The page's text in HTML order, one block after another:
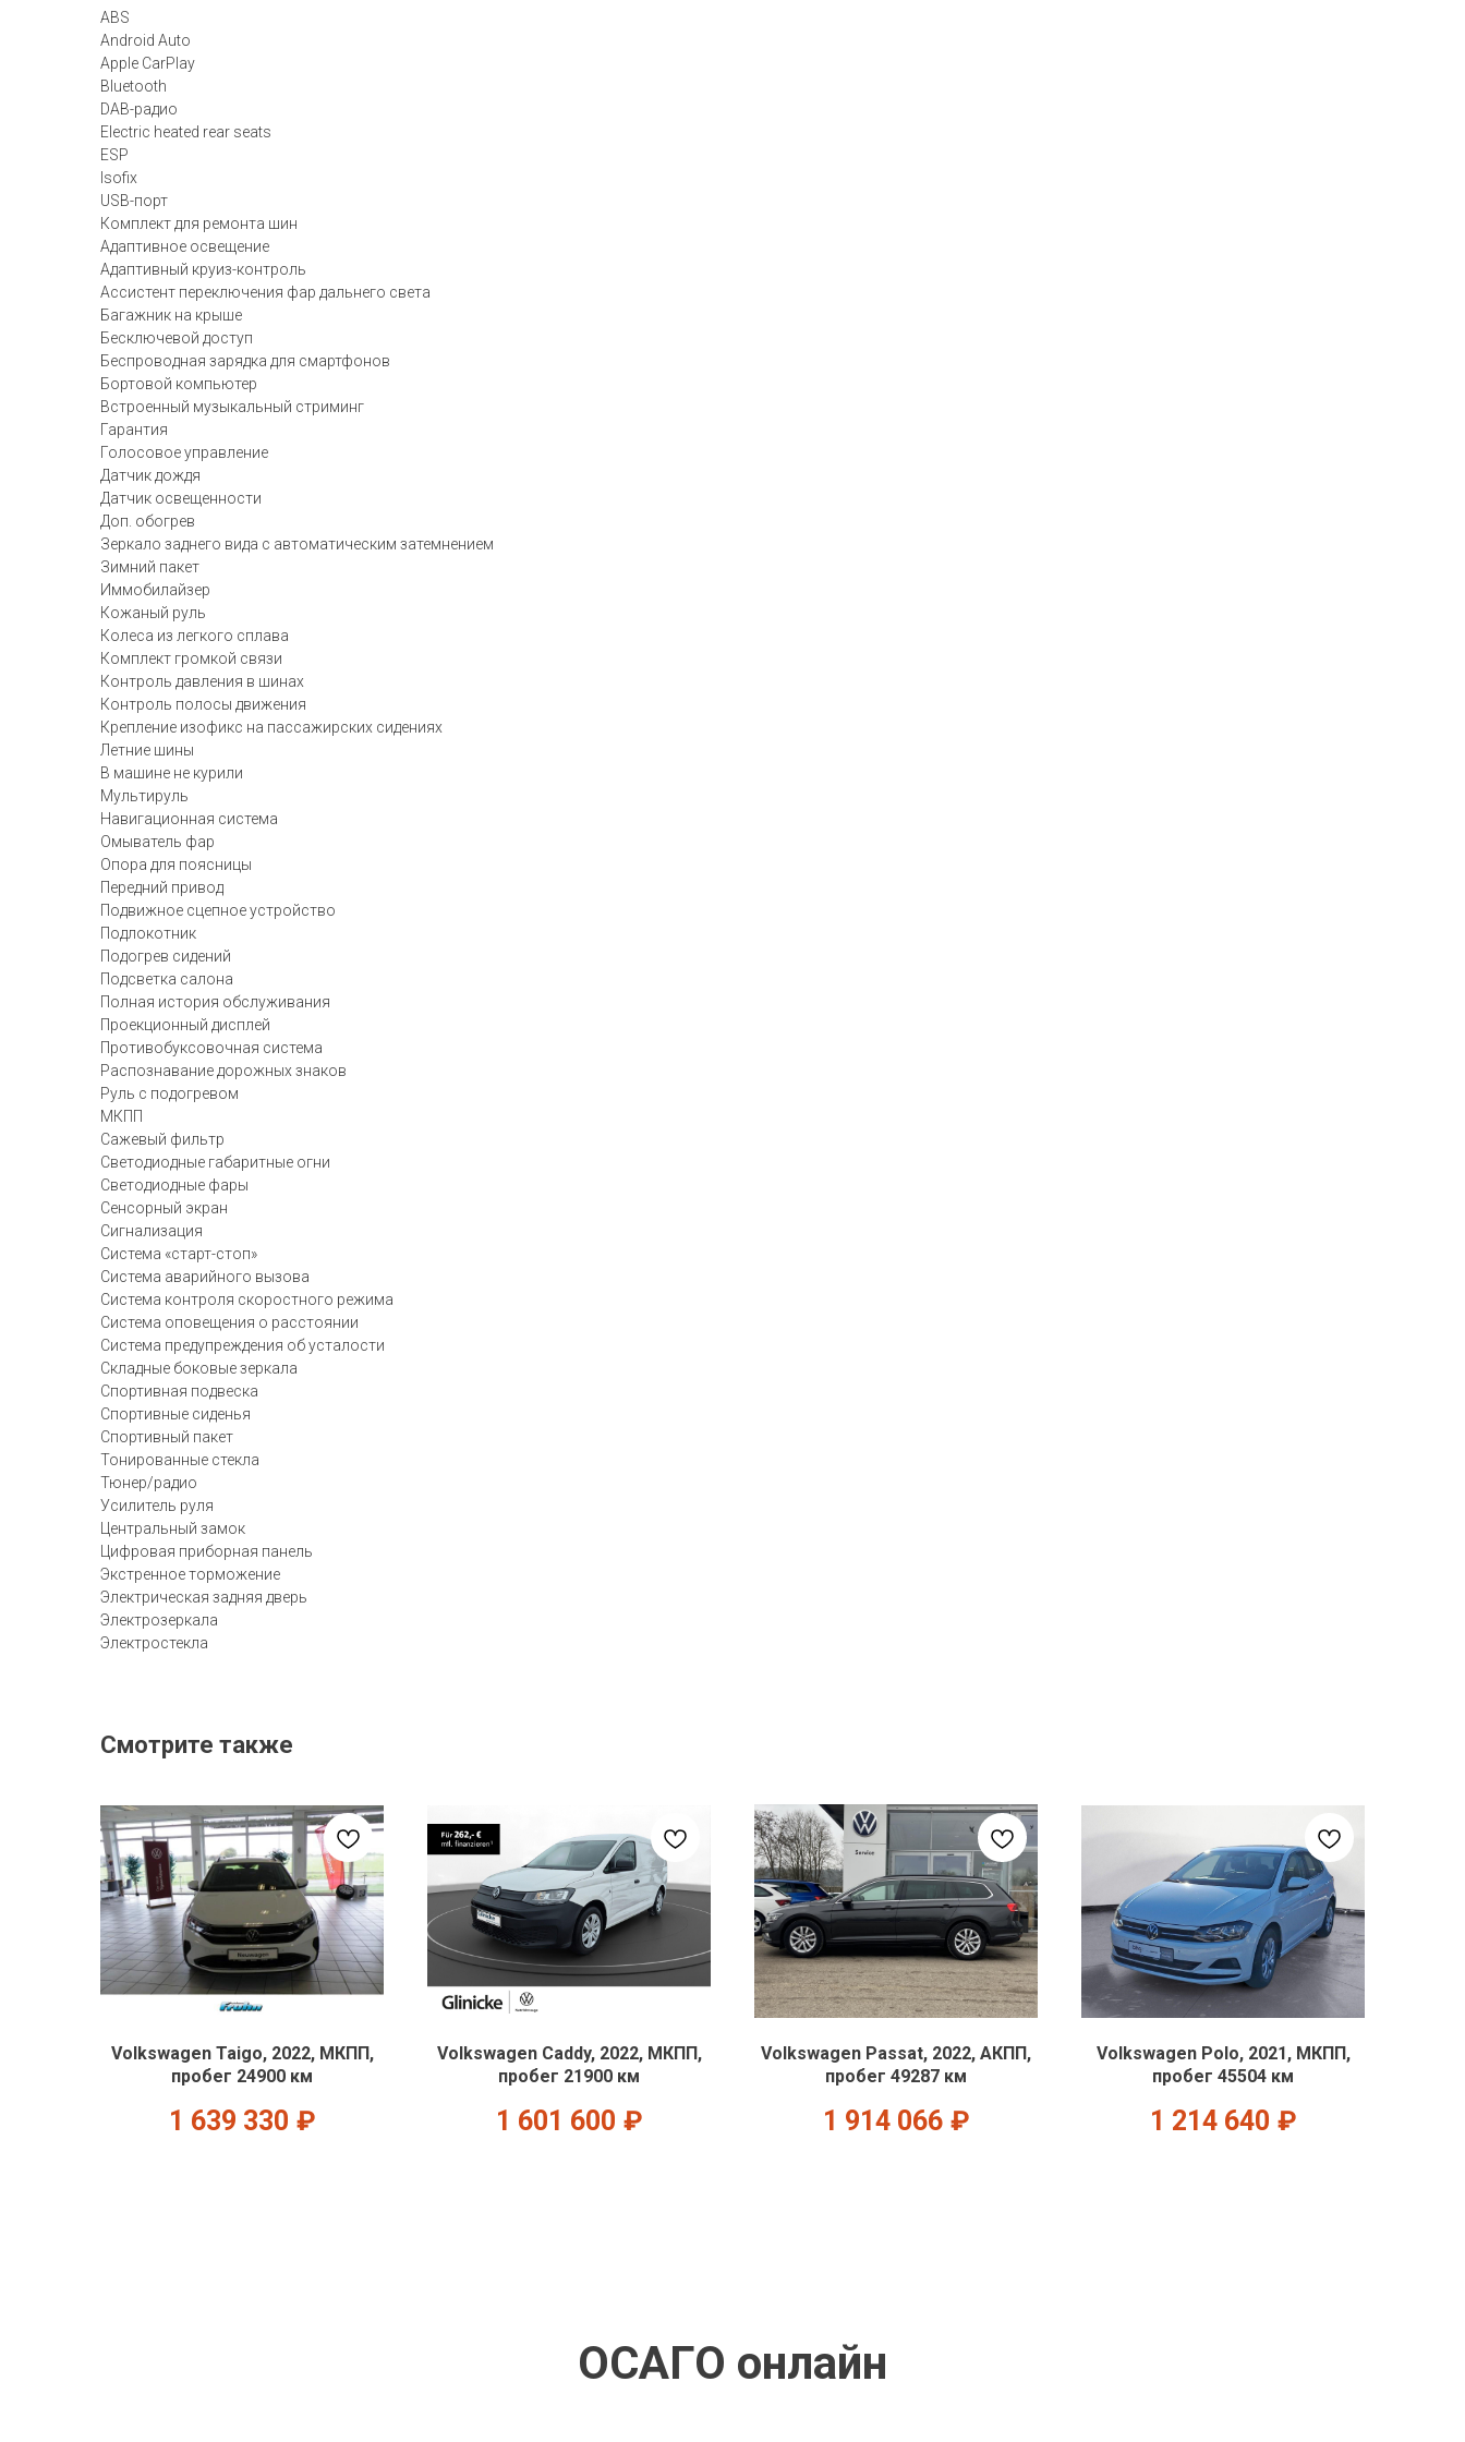
ABS
Android Auto
Apple CarPlay
Bluetooth
DAB-радио
Electric heated rear seats
ESP
Isofix
USB-порт
Комплект для ремонта шин
Адаптивное освещение
Адаптивный круиз-контроль
Ассистент переключения фар дальнего света
Багажник на крыше
Бесключевой доступ
Беспроводная зарядка для смартфонов
Бортовой компьютер
Встроенный музыкальный стриминг
Гарантия
Голосовое управление
Датчик дождя
Датчик освещенности
Доп. обогрев
Зеркало заднего вида с автоматическим затемнением
Зимний пакет
Иммобилайзер
Кожаный руль
Колеса из легкого сплава
Комплект громкой связи
Контроль давления в шинах
Контроль полосы движения
Крепление изофикс на пассажирских сидениях
Летние шины
В машине не курили
Мультируль
Навигационная система
Омыватель фар
Опора для поясницы
Передний привод
Подвижное сцепное устройство
Подлокотник
Подогрев сидений
Подсветка салона
Полная история обслуживания
Проекционный дисплей
Противобуксовочная система
Распознавание дорожных знаков
Руль с подогревом
МКПП
Сажевый фильтр
Светодиодные габаритные огни
Светодиодные фары
Сенсорный экран
Сигнализация
Система «старт-стоп»
Система аварийного вызова
Система контроля скоростного режима
Система оповещения о расстоянии
Система предупреждения об усталости
Складные боковые зеркала
Спортивная подвеска
Спортивные сиденья
Спортивный пакет
Тонированные стекла
Тюнер/радио
Усилитель руля
Центральный замок
Цифровая приборная панель
Экстренное торможение
Электрическая задняя дверь
Электрозеркала
Электростекла
Смотрите также
Volkswagen Taigo, 2022, МКПП,
пробег 24900 км
1 639 330 ₽
Volkswagen Caddy, 2022, МКПП,
пробег 21900 км
1 601 600 ₽
Volkswagen Passat, 2022, АКПП,
пробег 49287 км
1 914 066 ₽
Volkswagen Polo, 2021, МКПП,
пробег 45504 км
1 214 640 ₽
ОСАГО онлайн